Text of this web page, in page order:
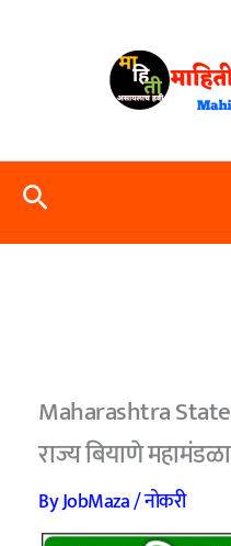
Search
Maharashtra State
राज्य बियाणे
ByJobMaza/नोकरी